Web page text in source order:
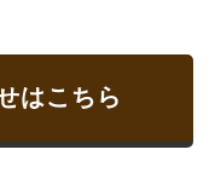
はこちら